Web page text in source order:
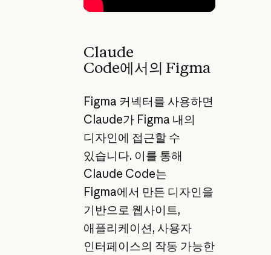
Claude
Code에서의 Figma
Figma 커넥터를 사용하면
Claude가 Figma 내의
디자인에 접근할 수
있습니다. 이를 통해
Claude Code는
Figma에서 만든 디자인을
기반으로 웹사이트,
애플리케이션, 사용자
인터페이스의 작동 가능한